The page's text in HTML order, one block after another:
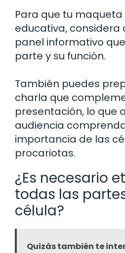
Para que tu
educativa, considera
panel informativo
parte y su función.
También puedes
charla que
presentación, lo que
audiencia
importancia de las
procariotas.
¿Es necesario
todas las
célula?
Quizás también te